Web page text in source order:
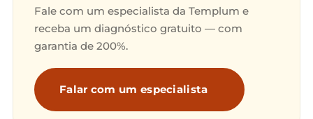
Fale com um especialista da Templum e
receba um diagnóstico gratuito — com
garantia de 200%.
Falar com um especialista